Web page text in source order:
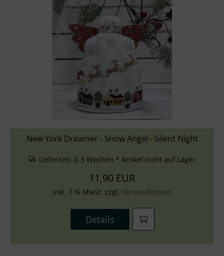
New York Dreamer - Snow Angel - Silent Night
Lieferzeit: 2-3 Wochen * Artikel nicht auf Lager
11,90 EUR
inkl. 7 % MwSt. zzgl. Versandkosten
Details